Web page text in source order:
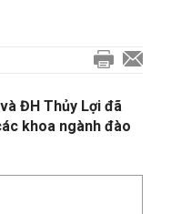
ĐH Thủy Lợi đã
khoa ngành đào